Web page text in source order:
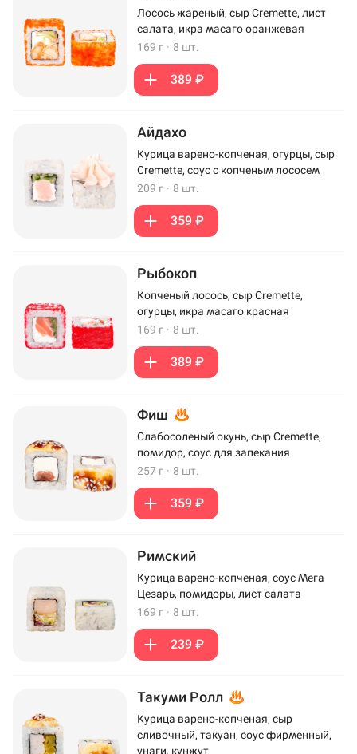
Лосось жареный, сыр Cremette, лист
салата, икра масаго оранжевая
169 г · 8 шт.
389 ₽
Айдахо
Курица варено-копченая, огурцы, сыр
Cremette, соус с копченым лососем
209 г · 8 шт.
359 ₽
Рыбокоп
Копченый лосось, сыр Cremette,
огурцы, икра масаго красная
169 г · 8 шт.
389 ₽
Фиш
Слабосоленый окунь, сыр Cremette,
помидор, соус для запекания
257 г · 8 шт.
359 ₽
Римский
Курица варено-копченая, соус Мега
Цезарь, помидоры, лист салата
169 г · 8 шт.
239 ₽
Такуми Ролл
Курица варено-копченая, сыр
сливочный, такуан, соус фирменный,
унаги, кунжут